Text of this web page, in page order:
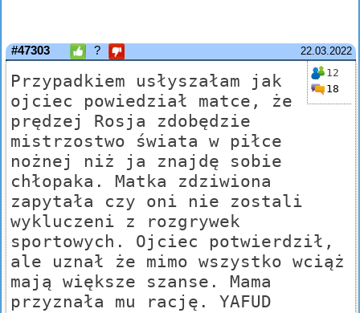
22.03.2022
#47303 ?
12
18
Przypadkiem usłyszałam jak
ojciec powiedział matce, że
prędzej Rosja zdobędzie
mistrzostwo świata w piłce
nożnej niż ja znajdę sobie
chłopaka. Matka zdziwiona
zapytała czy oni nie zostali
wykluczeni z rozgrywek
sportowych. Ojciec potwierdził,
ale uznał że mimo wszystko wciąż
mają większe szanse. Mama
przyznała mu rację. YAFUD